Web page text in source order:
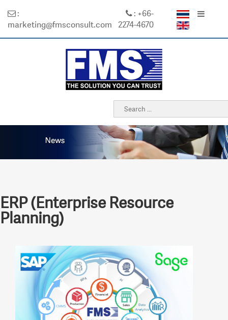
:
marketing@fmsconsult.com
: +66-
2274-4670
ERP (Enterprise Resource
Planning)